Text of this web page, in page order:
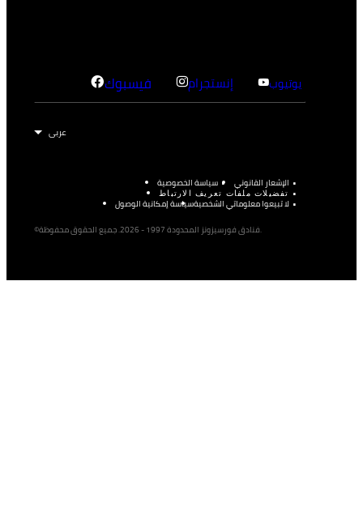
فيسبوك إنستجرام يوتيوب
الإشعار القانوني سياسة الخصوصية
تفضيلات ملفات تعريف الارتباط
لا تبيعوا معلوماتي الشخصيةسياسة إمكانية الوصول
©فنادق فورسيزونز المحدودة 1997 - 2026. جميع الحقوق محفوظة.